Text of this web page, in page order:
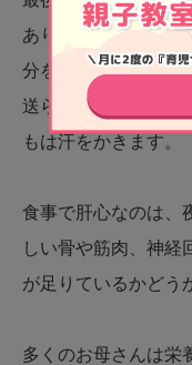
あります。眠ってま
分を中心に、全身に
送られます。そのた
もは汗をかきます。
食事で肝心なのは、
しい骨や筋肉、神経
が足りているかどう
多くのお母さんは栄